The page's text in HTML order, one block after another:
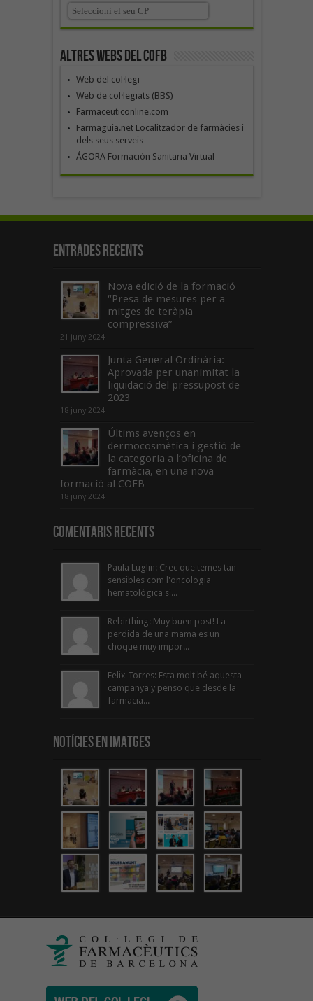
Altres webs del COFB
Web del col·legi
Web de col·legiats (BBS)
Farmaceuticonline.com
Farmaguia.net Localitzador de farmàcies i
dels seus serveis
ÁGORA Formación Sanitaria Virtual
Entrades recents
Nova edició de la formació
“Presa de mesures per a
mitges de teràpia
compressiva”
21 juny 2024
Junta General Ordinària:
Aprovada per unanimitat la
liquidació del pressupost de
2023
18 juny 2024
Últims avenços en
dermocosmètica i gestió de
la categoria a l’oficina de
farmàcia, en una nova
formació al COFB
18 juny 2024
Comentaris Recents
Paula Luglin: Crec que temes tan
sensibles com l'oncologia
hematològica s'...
Rebirthing: Muy buen post! La
perdida de una mama es un
choque muy impor...
Felix Torres: Esta molt bé aquesta
campanya y penso que desde la
farmacia...
Notícies en Imatges